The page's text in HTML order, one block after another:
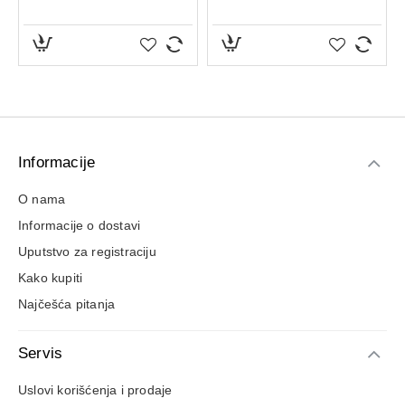
Informacije
O nama
Informacije o dostavi
Uputstvo za registraciju
Kako kupiti
Najčešća pitanja
Servis
Uslovi korišćenja i prodaje